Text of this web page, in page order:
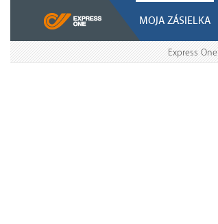
MOJA ZÁSIELKA
Express One